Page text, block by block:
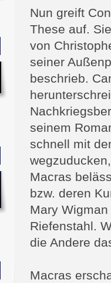
Nun greift
These auf.
von
seiner
beschrieb.
seinem
schnell mit
Macras
bzw. deren
Mary
Riefenstahl.
die Andere
Macras